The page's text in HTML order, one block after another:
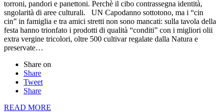
torroni, pandori e panettoni. Perchè il cibo contrassegna identità,
sngolarità di aree culturali. UN Capodanno sottotono, ma i “cin
cin” in famiglia e tra amici stretti non sono mancati: sulla tavola della
festa hanno trionfato i prodotti di qualità “conditi” con i migliori olii
extra vergine tricolori, oltre 500 cultivar regalate dalla Natura e
preservate…
Share on
Share
Tweet
Share
READ MORE